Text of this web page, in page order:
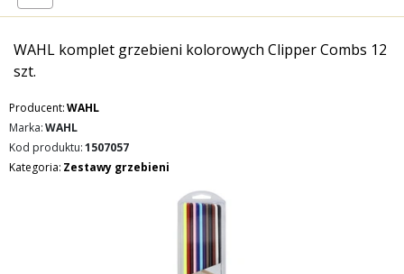
WAHL komplet grzebieni kolorowych Clipper Combs 12
szt.
Producent:WAHL
Marka:WAHL
Kod produktu:1507057
Kategoria: Zestawy grzebieni